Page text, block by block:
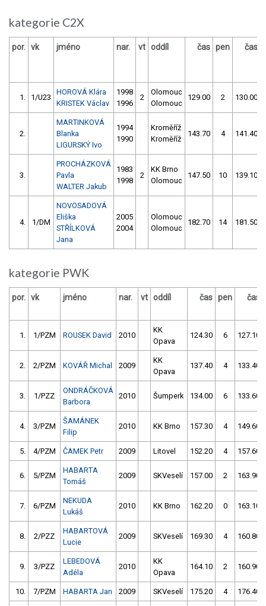
kategorie C2X
por. vk jméno nar. vt oddíl čas pen čas
1. 1/U23
HOROVÁ Klára
KRISTEK Václav
1998
1996
2
Olomouc
Olomouc
129.00 2 130.00
2.
MARTINKOVÁ
Blanka
LIGURSKÝ Ivo
1994
1990
Kroměříž
Kroměříž
143.70 4 141.40
3.
PROCHÁZKOVÁ
Pavla
WALTER Jakub
1983
1998
2
KK Brno
Olomouc
147.50 10 139.10
4. 1/DM
NOVOSADOVÁ
Eliška
STŘÍLKOVÁ
Jana
2005
2004
Olomouc
Olomouc
182.70 14 181.50
kategorie PWK
por. vk jméno nar. vt oddíl čas pen čas
1. 1/PZM ROUSEK David 2010
KK
Opava
124.30 6 127.10
2. 2/PZM KOVÁŘ Michal 2009
KK
Opava
137.40 4 133.40
3. 1/PZZ
ONDRÁČKOVÁ
Barbora
2010 Šumperk 134.00 6 133.60
4. 3/PZM
ŠAMÁNEK
Filip
2010 KK Brno 157.30 4 149.60
5. 4/PZM ČAMEK Petr 2009 Litovel 152.20 4 157.60
6. 5/PZM
HABARTA
Tomáš
2009 SKVeselí 157.00 2 163.90
7. 6/PZM
NEKUDA
Lukáš
2010 KK Brno 162.20 0 163.10
8. 2/PZZ
HABARTOVÁ
Lucie
2009 SKVeselí 169.30 4 160.80
9. 3/PZZ
LEBEDOVÁ
Adéla
2010
KK
Opava
164.10 2 160.90
10. 7/PZM HABARTA Jan 2009 SKVeselí 175.20 4 176.40